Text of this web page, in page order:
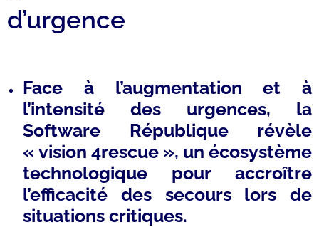
d’urgence
Face à l’augmentation et à
l’intensité des urgences, la
Software République révèle
« vision 4rescue », un écosystème
technologique pour accroître
l’efficacité des secours lors de
situations critiques.